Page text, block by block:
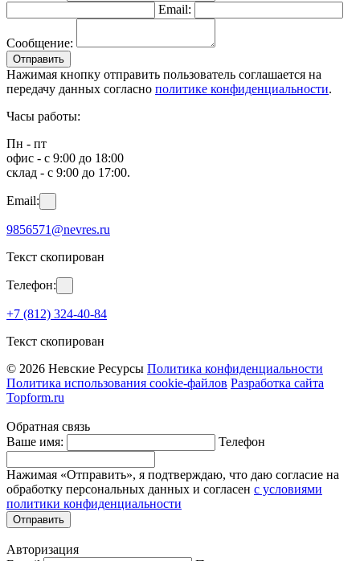
Email:
Сообщение:
Отправить
Нажимая кнопку отправить пользователь соглашается на
передачу данных согласно политике конфиденциальности.
Часы работы:
Пн - пт
офис - с 9:00 до 18:00
склад - с 9:00 до 17:00.
Email:
9856571@nevres.ru
Текст скопирован
Телефон:
+7 (812) 324-40-84
Текст скопирован
© 2026 Невские Ресурсы Политика конфиденциальности
Политика использования cookie-файлов Разработка сайта
Topform.ru
Обратная связь
Ваше имя:
Телефон
Нажимая «Отправить», я подтверждаю, что даю согласие на
обработку персональных данных и согласен с условиями
политики конфиденциальности
Отправить
Авторизация